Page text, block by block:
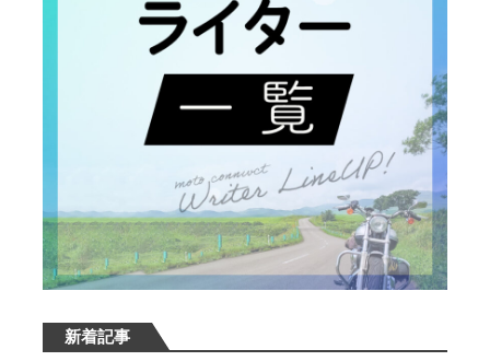
新着記事